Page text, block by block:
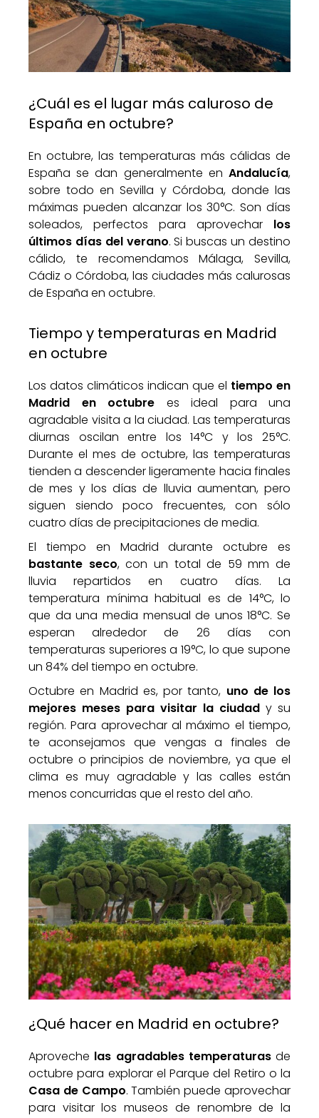
¿Cuál es el lugar más caluroso de
España en octubre?
En octubre, las temperaturas más cálidas de
España se dan generalmente en Andalucía,
sobre todo en Sevilla y Córdoba, donde las
máximas pueden alcanzar los 30°C. Son días
soleados, perfectos para aprovechar los
últimos días del verano. Si buscas un destino
cálido, te recomendamos Málaga, Sevilla,
Cádiz o Córdoba, las ciudades más calurosas
de España en octubre.
Tiempo y temperaturas en Madrid
en octubre
Los datos climáticos indican que el tiempo en
Madrid en octubre es ideal para una
agradable visita a la ciudad. Las temperaturas
diurnas oscilan entre los 14°C y los 25°C.
Durante el mes de octubre, las temperaturas
tienden a descender ligeramente hacia finales
de mes y los días de lluvia aumentan, pero
siguen siendo poco frecuentes, con sólo
cuatro días de precipitaciones de media.
El tiempo en Madrid durante octubre es
bastante seco, con un total de 59 mm de
lluvia repartidos en cuatro días. La
temperatura mínima habitual es de 14°C, lo
que da una media mensual de unos 18°C. Se
esperan alrededor de 26 días con
temperaturas superiores a 19°C, lo que supone
un 84% del tiempo en octubre.
Octubre en Madrid es, por tanto, uno de los
mejores meses para visitar la ciudad y su
región. Para aprovechar al máximo el tiempo,
te aconsejamos que vengas a finales de
octubre o principios de noviembre, ya que el
clima es muy agradable y las calles están
menos concurridas que el resto del año.
¿Qué hacer en Madrid en octubre?
Aproveche las agradables temperaturasde
octubre para explorar el Parque del Retiro o la
Casa de Campo. También puede aprovechar
para visitar los museos de renombre de la